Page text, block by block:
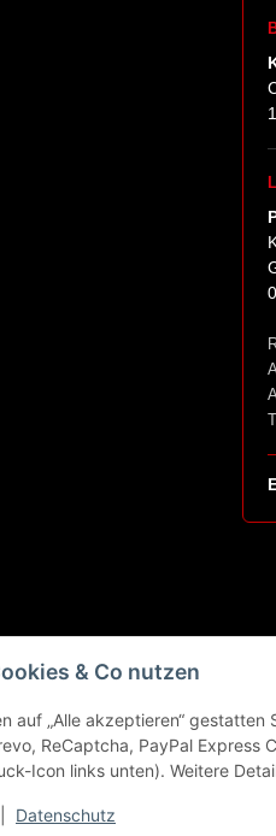
& Co nutzen
auf „Alle akzeptieren“
ReCaptcha, PayPal Express
Icon links unten). Weitere
Datenschutz